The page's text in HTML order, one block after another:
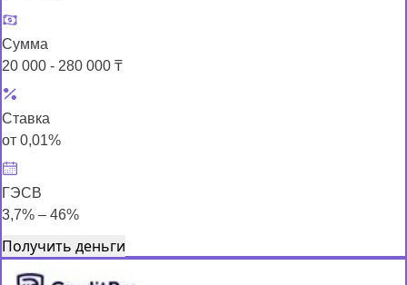
Сумма
20 000 - 280 000 ₸
Ставка
от 0,01%
ГЭСВ
3,7% – 46%
Получить деньги